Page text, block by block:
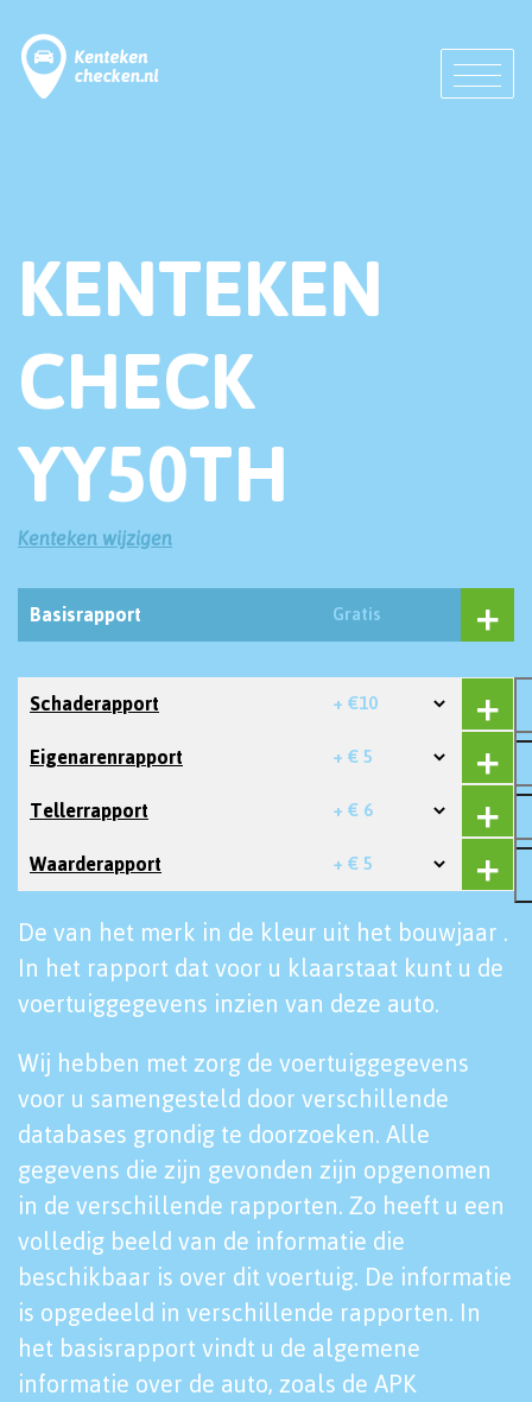
KENTEKEN
CHECK
YY50TH
Kenteken wijzigen
Basisrapport Gratis
Schaderapport + €10
Eigenarenrapport + € 5
Tellerrapport + € 6
Waarderapport + € 5
De van het merk in de kleur uit het bouwjaar .
In het rapport dat voor u klaarstaat kunt u de
voertuiggegevens inzien van deze auto.
Wij hebben met zorg de voertuiggegevens
voor u samengesteld door verschillende
databases grondig te doorzoeken. Alle
gegevens die zijn gevonden zijn opgenomen
in de verschillende rapporten. Zo heeft u een
volledig beeld van de informatie die
beschikbaar is over dit voertuig. De informatie
is opgedeeld in verschillende rapporten. In
het basisrapport vindt u de algemene
informatie over de auto, zoals de APK